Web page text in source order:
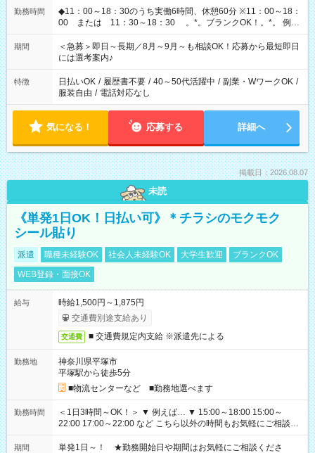
勤務時間
◆11：00～18：30のうち実働6時間、休憩60分 ※11：00～18：
00 または 11：30～18：30 。*。ブランクOK！。*。 例え
ば前職が、 在宅/財団法人/事務/コールセンター/受付/販売/カフェ
スタッフ スイーツ販売/ホテルフロント/化粧品販売/など 様々な
業界から入社して活躍されています♪
期間
＜急募＞即日～長期／8月～9月～も相談OK！応募から最短即日
には選考案内♪
特徴 日払いOK / 履歴書不要 / 40～50代活躍中 / 副業・WワークOK /
服装自由 / 電話対応なし
気になる！ 応募する 詳細へ
掲載日：2026.08.07
未読
《単発1日OK！日払い可》＊チラシのモクモク
シール貼り
派遣 職種未経験OK 社会人未経験OK 大学生歓迎
ブランクOK
WEB登録・面接OK
給与
時給1,500円～1,875円
交通費別途支給あり
交通費 ■ 交通費規定内支給 ※派遣先による
勤務地
神奈川県平塚市
平塚駅から徒歩5分
■物流センターなど ■勤務地選べます
勤務時間
＜1日3時間～OK！＞ ▼ 例えば… ▼ 15:00～18:00 15:00～
22:00 17:00～22:00 など こちら以外の時間もお気軽にご相談く
ださい！
期間
単発1日～！ ★勤務開始日や期間はお気軽にご相談くださ